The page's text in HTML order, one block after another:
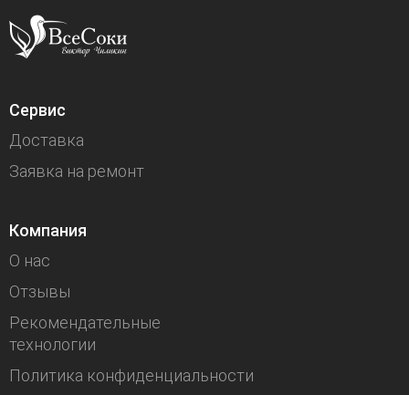
Сервис
Доставка
Заявка на ремонт
Компания
О нас
Отзывы
Рекомендательные
технологии
Политика конфиденциальности